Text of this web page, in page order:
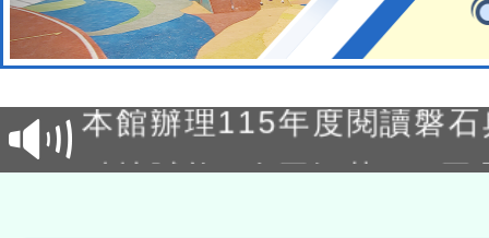
適應運動共學行動站研習
本館辦理115年度閱讀磐
讀推動專業研習
科技賦能─人工智慧(AI)工